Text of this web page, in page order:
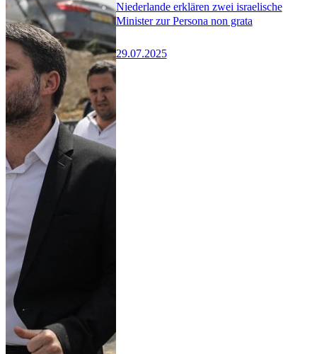
Niederlande erklären zwei israelische
Minister zur Persona non grata
29.07.2025